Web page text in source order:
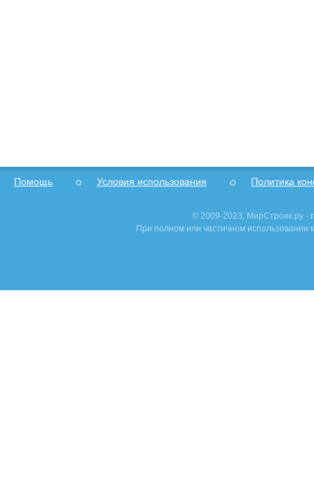
Помощь Условия использования Политика
© 2009-2023, МирСтроек.ру -
При полном или частичном использовании